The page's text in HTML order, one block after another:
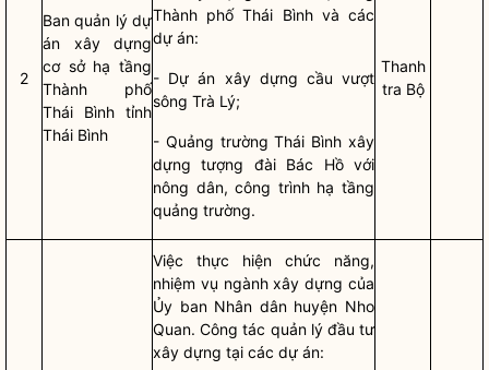
2
Ban quản lý dự
án xây dựng
cơ sở hạ tầng
Thành phố
Thái Bình tỉnh
Thái Bình
Thành phố Thái Bình và các
dự án:
- Dự án xây dựng cầu vượt
sông Trà Lý;
- Quảng trường Thái Bình xây
dựng tượng đài Bác Hồ với
nông dân, công trình hạ tầng
quảng trường.
Thanh
tra Bộ
Việc thực hiện chức năng,
nhiệm vụ ngành xây dựng của
Ủy ban Nhân dânhuyện Nho
Quan.Công tác quản lý đầu tư
xây dựng tại các dự án: